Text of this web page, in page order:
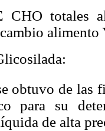
CHO totales
alimento
obtuvo de las
para su
de alta